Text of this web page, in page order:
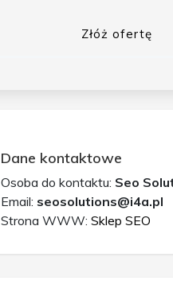
Złóż ofertę
Dane kontaktowe
Osoba do kontaktu: Seo
Email: seosolutions@i4a.pl
Strona WWW: Sklep SEO